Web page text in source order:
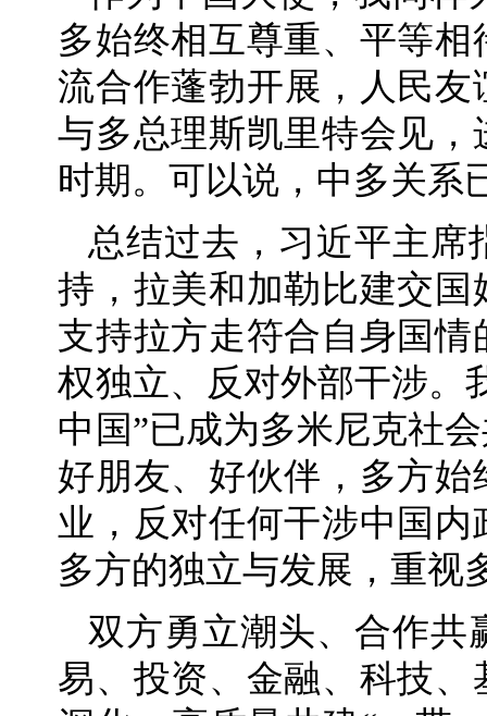
多始终相互尊重、平等
流合作蓬勃开展，人民友
与多总理斯凯里特会见
时期。可以说，中多关系
总结过去，习近平主席
持，拉美和加勒比建交
支持拉方走符合自身国
权独立、反对外部干涉。
中国”已成为多米尼克社
好朋友、好伙伴，多方
业，反对任何干涉中国
多方的独立与发展，重视
双方勇立潮头、合作共
易、投资、金融、科技